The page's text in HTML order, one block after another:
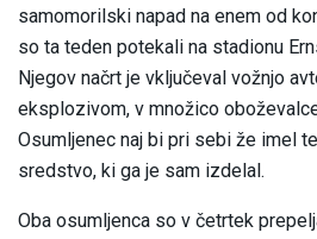
samomorilski napad na enem od
so ta teden potekali na stadionu
Njegov načrt je vključeval vožnjo
eksplozivom, v množico
Osumljenec naj bi pri sebi že imel
sredstvo, ki ga je sam izdelal.
Oba osumljenca so v četrtek